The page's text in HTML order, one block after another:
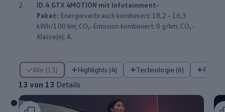
2. ID.4 GTX 4MOTION mit Infotainment-
Paket: Energieverbrauch kombiniert: 18,2 - 16,3
kWh/100 km; CO₂-Emission kombiniert: 0 g/km; CO₂-
Klasse(n): A.
Alle (13) Highlights (4) Technologie (6)
13 von 13 Details
13 von 13 Details